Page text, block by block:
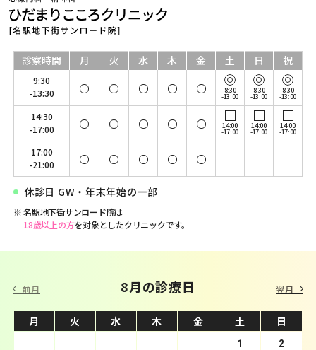
診察時間 月 火 水 木 金 土 日 祝
9:30
-13:30
8:30
-13:00
8:30
-13:00
8:30
-13:00
14:30
-17:00
14:00
-17:00
14:00
-17:00
14:00
-17:00
17:00
-21:00
休診日 GW・年末年始の一部
名駅地下街サンロード院は
18歳以上の方を対象としたクリニックです。
前月 8月の診療日
月 火 水 木 金 土 日
1 2
9 月の診療日
月 火 水 木 金 土 日
5 6
翌月